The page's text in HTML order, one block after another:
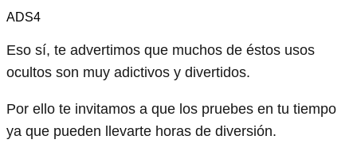
ADS4
Eso sí, te advertimos que muchos de éstos usos
ocultos son muy adictivos y divertidos.
Por ello te invitamos a que los pruebes en tu tiempo
ya que pueden llevarte horas de diversión.